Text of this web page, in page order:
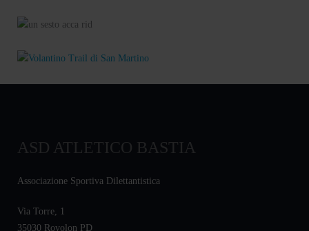
ASD ATLETICO BASTIA
Associazione Sportiva Dilettantistica
Via Torre, 1
35030 Rovolon PD